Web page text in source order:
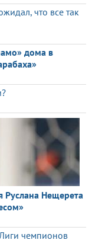
что все так
дома в
Руслана Нещерета
чемпионов